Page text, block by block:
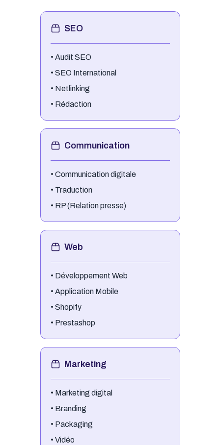
SEO
• Audit SEO
• SEO International
• Netlinking
• Rédaction
Communication
• Communication digitale
• Traduction
• RP (Relation presse)
Web
• Développement Web
• Application Mobile
• Shopify
• Prestashop
Marketing
• Marketing digital
• Branding
• Packaging
• Vidéo